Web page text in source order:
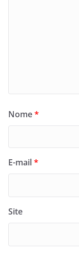
Nome*
E-mail*
Site